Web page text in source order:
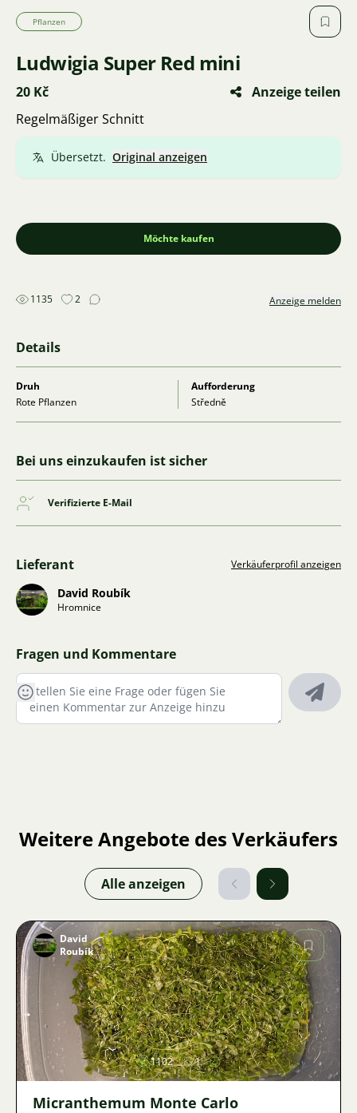
Pflanzen
Ludwigia Super Red mini
20 Kč
Anzeige teilen
Regelmäßiger Schnitt
Übersetzt. Original anzeigen
Möchte kaufen
1135 2 Anzeige melden
Details
Druh
Rote Pflanzen
Aufforderung
Středně
Bei uns einzukaufen ist sicher
Verifizierte E-Mail
Lieferant Verkäuferprofil anzeigen
David Roubík
Hromnice
Fragen und Kommentare
Weitere Angebote des Verkäufers
Alle anzeigen
Bild
David
Roubík
1102 1
Micranthemum Monte Carlo